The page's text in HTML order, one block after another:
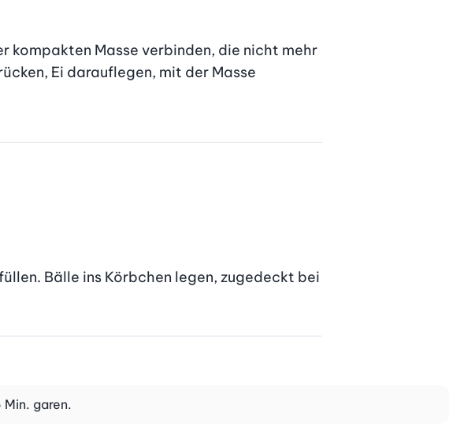
kompakten Masse verbinden, die nicht mehr
Ei darauflegen, mit der Masse
Bälle ins Körbchen legen, zugedeckt bei
garen.